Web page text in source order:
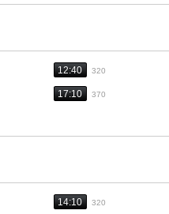
12:40 320
17:10 370
14:10 320